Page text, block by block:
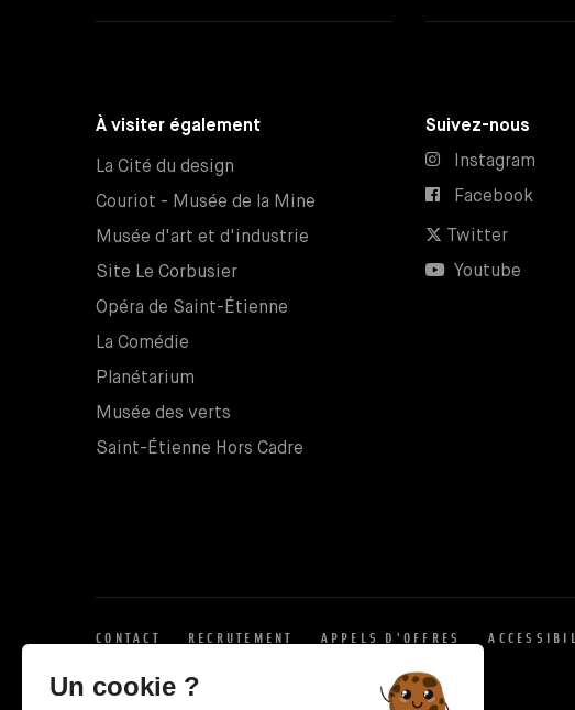
À visiter également
La Cité du design
Couriot - Musée de la Mine
Musée d'art et d'industrie
Site Le Corbusier
Opéra de Saint-Étienne
La Comédie
Planétarium
Musée des verts
Saint-Étienne Hors Cadre
Suivez-nous
Instagram
Facebook
Twitter
Youtube
CONTACT RECRUTEMENT APPELS D'OFFRES
Un cookie ?